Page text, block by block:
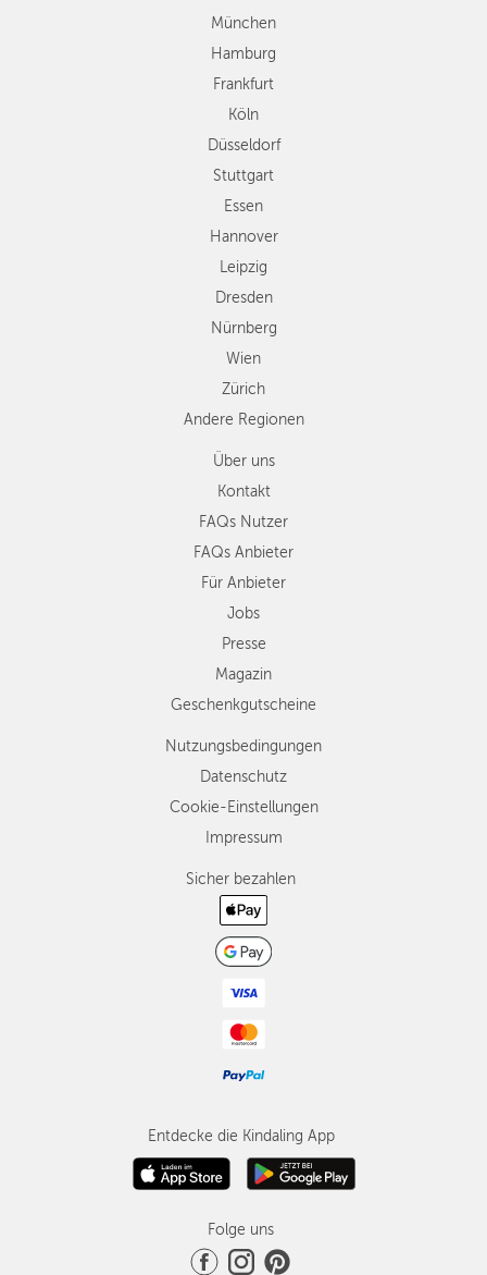
Stuttgart
Essen
Dresden
Nürnberg
Wien
Zürich
Andere
Regionen
München
Hamburg
Frankfurt
Köln
Düsseldorf
Stuttgart
Essen
Hannover
Leipzig
Dresden
Nürnberg
Wien
Zürich
Andere Regionen
Über uns
Kontakt
FAQs Nutzer
FAQs Anbieter
Für Anbieter
Jobs
Presse
Magazin
Geschenkgutscheine
Nutzungsbedingungen
Datenschutz
Cookie-Einstellungen
Impressum
Sicher bezahlen
Entdecke die Kindaling App
Folge uns